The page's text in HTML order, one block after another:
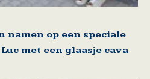
namen op een speciale
met een glaasje cava